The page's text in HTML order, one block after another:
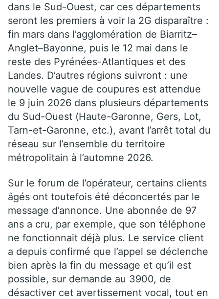
dans le Sud-Ouest, car ces départements
seront les premiers à voir la 2G disparaître :
fin mars dans l’agglomération de Biarritz–
Anglet–Bayonne, puis le 12 mai dans le
reste des Pyrénées-Atlantiques et des
Landes. D’autres régions suivront : une
nouvelle vague de coupures est attendue
le 9 juin 2026 dans plusieurs départements
du Sud-Ouest (Haute-Garonne, Gers, Lot,
Tarn-et-Garonne, etc.), avant l’arrêt total du
réseau sur l’ensemble du territoire
métropolitain à l’automne 2026.
Sur le forum de l’opérateur, certains clients
âgés ont toutefois été déconcertés par le
message d’annonce. Une abonnée de 97
ans a cru, par exemple, que son téléphone
ne fonctionnait déjà plus. Le service client
a depuis confirmé que l’appel se déclenche
bien après la fin du message et qu’il est
possible, sur demande au 3900, de
désactiver cet avertissement vocal, tout en